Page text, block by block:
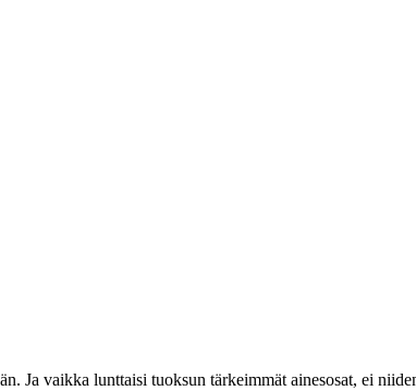
Ja vaikka lunttaisi tuoksun tärkeimmät ainesosat, ei